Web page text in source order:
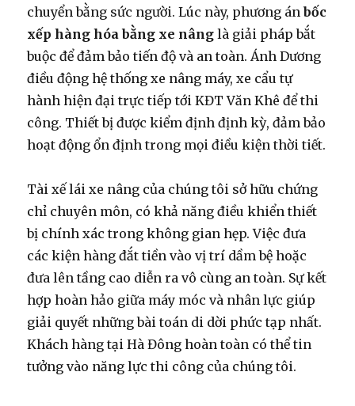
chuyển bằng sức người. Lúc này, phương ánbốc
xếp hàng hóa bằng xe nâng là giải pháp bắt
buộc để đảm bảo tiến độ và an toàn. Ánh Dương
điều động hệ thống xe nâng máy, xe cẩu tự
hành hiện đại trực tiếp tới KĐT Văn Khê để thi
công. Thiết bị được kiểm định định kỳ, đảm bảo
hoạt động ổn định trong mọi điều kiện thời tiết.
Tài xế lái xe nâng của chúng tôi sở hữu chứng
chỉ chuyên môn, có khả năng điều khiển thiết
bị chính xác trong không gian hẹp. Việc đưa
các kiện hàng đắt tiền vào vị trí dầm bệ hoặc
đưa lên tầng cao diễn ra vô cùng an toàn. Sự kết
hợp hoàn hảo giữa máy móc và nhân lực giúp
giải quyết những bài toán di dời phức tạp nhất.
Khách hàng tại Hà Đông hoàn toàn có thể tin
tưởng vào năng lực thi công của chúng tôi.